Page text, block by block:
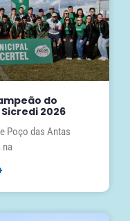
do
2026
Poço das Antas